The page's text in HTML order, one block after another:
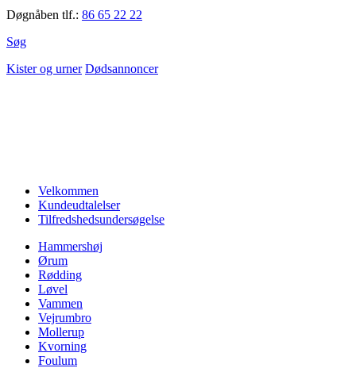
Døgnåben tlf.: 86 65 22 22
Søg
Kister og urner Dødsannoncer
Velkommen
Kundeudtalelser
Tilfredshedsundersøgelse
Hammershøj
Ørum
Rødding
Løvel
Vammen
Vejrumbro
Mollerup
Kvorning
Foulum